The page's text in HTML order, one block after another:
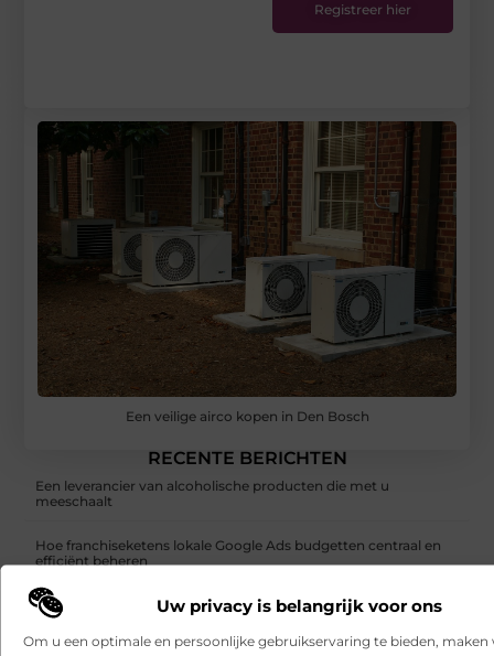
Uw privacy is belangrijk voor ons
Om u een optimale en persoonlijke gebruikservaring te bieden, maken
Een veilige airco kopen in Den Bosch
RECENTE BERICHTEN
Een leverancier van alcoholische producten die met u
meeschaalt
Hoe franchiseketens lokale Google Ads budgetten centraal en
efficiënt beheren
Een buitenkat of binnenkat? Dezelfde dierenarts voor uw kat
Samen scheiden zonder strijd: zo houd je overzicht in een
Registreer hier